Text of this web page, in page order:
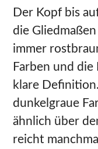
Der Kopf bis
die
immer
Farben und
klare
dunkelgraue
ähnlich über
reicht